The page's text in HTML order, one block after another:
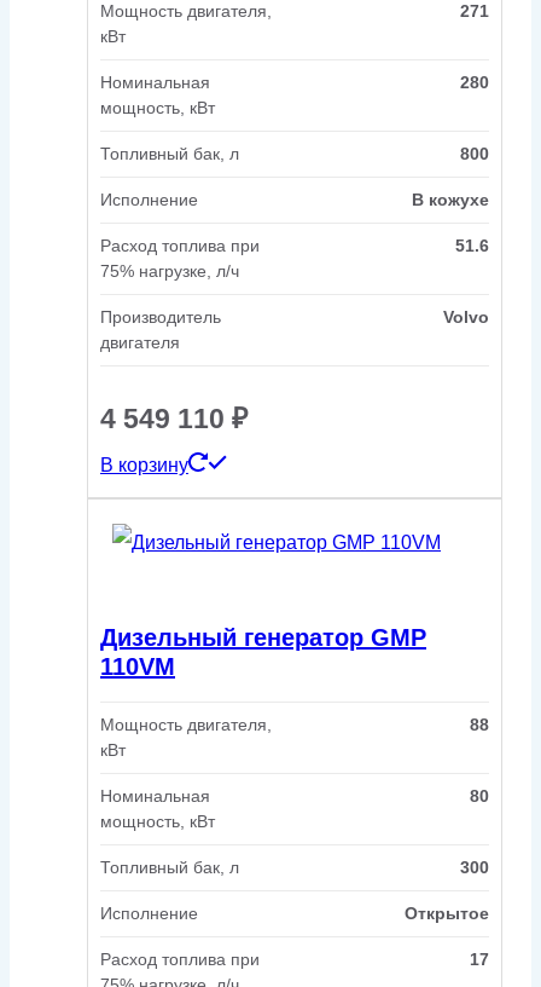
Мощность двигателя,
кВт
271
Номинальная
мощность, кВт
280
Топливный бак, л 800
Исполнение В кожухе
Расход топлива при
75% нагрузке, л/ч
51.6
Производитель
двигателя
Volvo
4 549 110 ₽
В корзину
Дизельный генератор GMP
110VM
Мощность двигателя,
кВт
88
Номинальная
мощность, кВт
80
Топливный бак, л 300
Исполнение Открытое
Расход топлива при
17